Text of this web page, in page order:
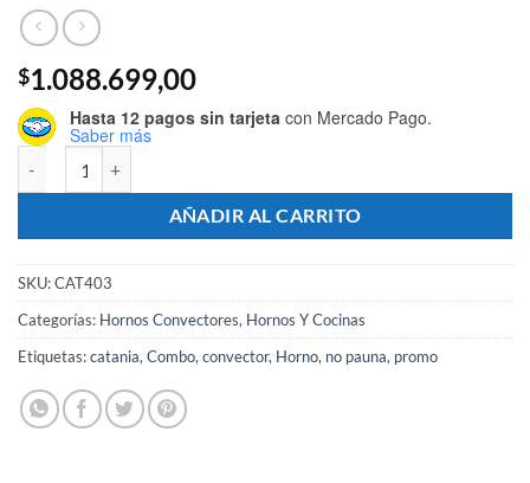
$1.088.699,00
Hasta 12 pagos sin tarjeta con Mercado Pago.
Saber más
AÑADIR AL CARRITO
SKU:CAT403
Categorías: Hornos Convectores, Hornos Y Cocinas
Etiquetas:catania, Combo, convector, Horno, no pauna, promo